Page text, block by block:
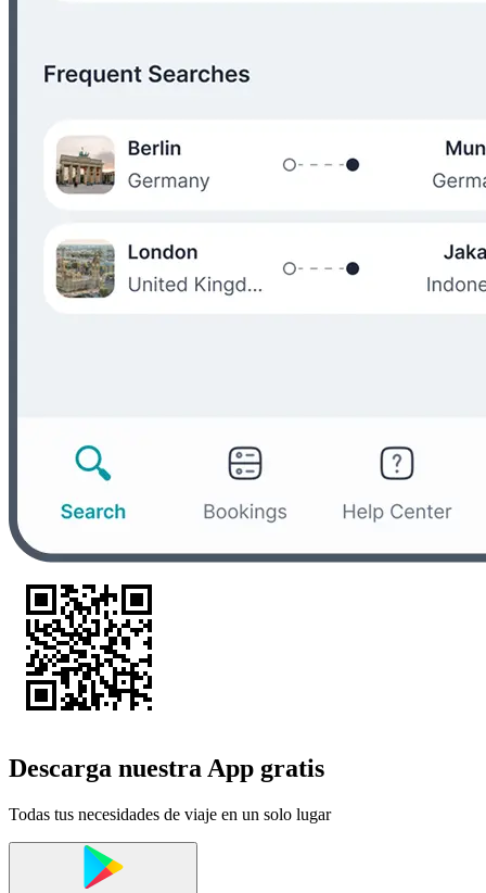
Descarga nuestra App gratis
Todas tus necesidades de viaje en un solo lugar